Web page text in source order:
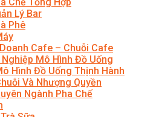
Chế Tổng Hợp
Lý Bar
Phê
Cafe – Chuỗi Cafe
Nghiệp Mô Hình Đồ Uống
Hình Đồ Uống Thịnh Hành
Và Nhượng Quyền
Ngành Pha Chế